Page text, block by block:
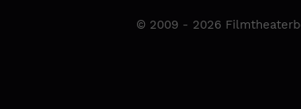
© 2009 - 2026